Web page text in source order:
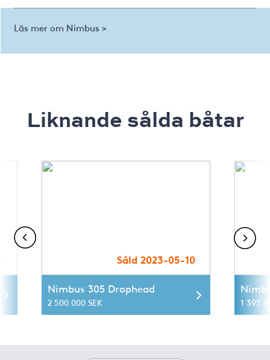
Läs mer om Nimbus >
Liknande sålda båtar
Såld 2023-05-10
Nimbus 305 Drophead
2 500 000 SEK 1 395